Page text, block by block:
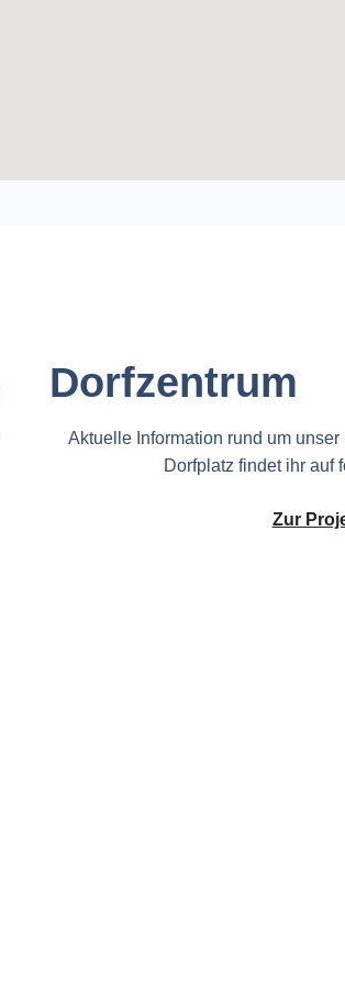
Dorfzentrum
Aktuelle Information rund um
Dorfplatz findet ihr auf
Zur